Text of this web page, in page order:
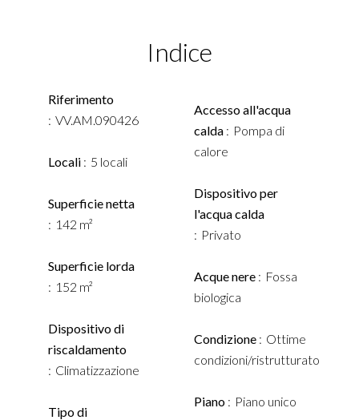
Indice
Riferimento
VV.AM.090426
Locali 5 locali
Superficie netta
142 m²
Superficie lorda
152 m²
Dispositivo di
riscaldamento
Climatizzazione
Tipo di
Accesso all'acqua
calda
Pompa di
calore
Dispositivo per
l'acqua calda
Privato
Acque nere
Fossa
biologica
Condizione
Ottime
condizioni/ristrutturato
Piano Piano unico